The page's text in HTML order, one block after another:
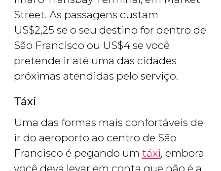
Street. As passagens custam
US$2,25 se o seu destino for dentro de
São Francisco ou US$4 se você
pretende ir até uma das cidades
próximas atendidas pelo serviço.
Táxi
Uma das formas mais confortáveis de
ir do aeroporto ao centro de São
Francisco é pegando um táxi, embora
você deva levar em conta que não é a